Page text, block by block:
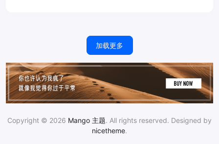
加载更多
Copyright © 2026 Mango 主题. All rights reserved. Designed by
nicetheme.